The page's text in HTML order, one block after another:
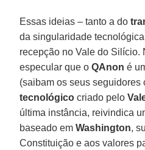
Essas ideias – tanto a do
da singularidade
recepção no Vale do Silício.
especular que oQAnon é
(saibam os seus seguidores
tecnológico criado pelo
última instância, reivindica
baseado emWashington,
Constituição e aos valores